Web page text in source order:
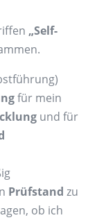
„Self-
für mein
und für
Prüfstand zu
ob ich